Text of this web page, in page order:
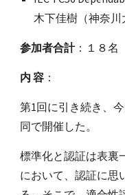
木下佳樹（神奈川
参加者合計：１８名
内 容 ：
第1回に引き続き、
同で開催した。
標準化と認証は表裏
において、認証に思